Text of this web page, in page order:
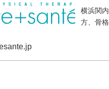
横浜関
方、骨